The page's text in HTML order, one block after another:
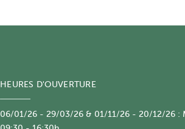
HEURES D'OUVERTURE
06/01/26 - 29/03/26 & 01/11/26 - 20/12/26 :